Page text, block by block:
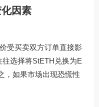
因素
受买卖双方订单直接影
选择将StETH兑换为E
，如果市场出现恐慌性